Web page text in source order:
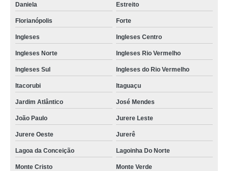
locação de cadeira de festa branca empresa Lagoinha Do Norte
locação de cadeira de festa branca Pântano Sul
locação de cadeira de festa Rio Tavares Norte
serviço de locação de cadeira de ferro para festas Ingleses do Rio Vermelho
locação de cadeira e mesa para festas Florianópolis
locação de cadeira dourada para festa Lagoinha Do Norte
locação de cadeira para eventos Estreito
locação de cadeiras douradas para festa São José
Daniela Estreito
Florianópolis Forte
Ingleses Ingleses Centro
Ingleses Norte Ingleses Rio Vermelho
Ingleses Sul Ingleses do Rio Vermelho
Itacorubi Itaguaçu
Jardim Atlântico José Mendes
João Paulo Jurere Leste
Jurere Oeste Jurerê
Lagoa da Conceição Lagoinha Do Norte
Monte Cristo Monte Verde